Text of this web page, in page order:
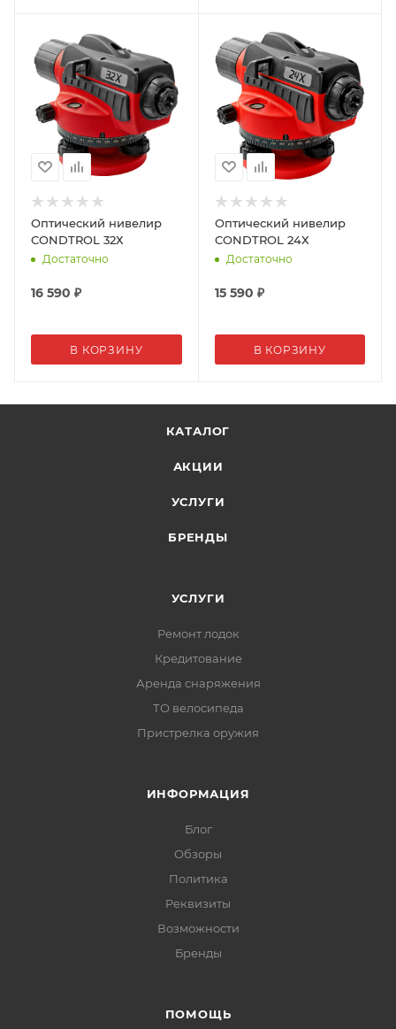
Оптический нивелир
CONDTROL 32Х
Достаточно
16 590 ₽
В КОРЗИНУ
Оптический нивелир
CONDTROL 24Х
Достаточно
15 590 ₽
В КОРЗИНУ
КАТАЛОГ
АКЦИИ
УСЛУГИ
БРЕНДЫ
УСЛУГИ
Ремонт лодок
Кредитование
Аренда снаряжения
ТО велосипеда
Пристрелка оружия
ИНФОРМАЦИЯ
Блог
Обзоры
Политика
Реквизиты
Возможности
Бренды
ПОМОЩЬ